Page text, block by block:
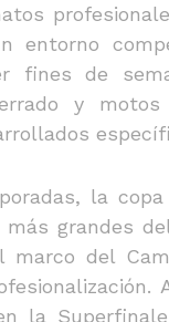
entorno
fines de
y
la
grandes
del
la